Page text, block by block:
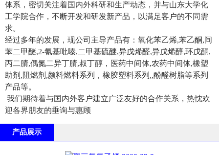
体系，密切关注着国内外科研和生产动态，并与山东大学化
工学院合作，不断开发和研发新产品，以满足客户的不同需
求。
经过多年的发展，现公司主导产品有：氧化苯乙烯,苯乙酮,间
苯二甲醚,2-氰基吡嗪,二甲基硫醚,异戊烯醛,异戊烯醇,环戊酮,
丙二腈,偶氮二异丁腈,叔丁醇，医药中间体,农药中间体,橡塑
助剂,阻燃剂,颜料燃料系列，橡胶塑料系列,,酚醛树脂等系列
产品等。
我们期待着与国内外客户建立广泛友好的合作关系，热忱欢
迎各界朋友的垂询与惠顾
产品展示